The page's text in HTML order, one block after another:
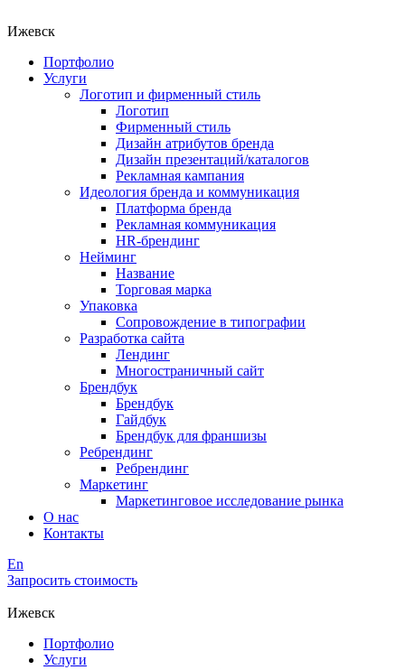
Ижевск
Портфолио
Услуги
Логотип и фирменный стиль
Логотип
Фирменный стиль
Дизайн атрибутов бренда
Дизайн презентаций/каталогов
Рекламная кампания
Идеология бренда и коммуникация
Платформа бренда
Рекламная коммуникация
HR-брендинг
Нейминг
Название
Торговая марка
Упаковка
Сопровождение в типографии
Разработка сайта
Лендинг
Многостраничный сайт
Брендбук
Брендбук
Гайдбук
Брендбук для франшизы
Ребрендинг
Ребрендинг
Маркетинг
Маркетинговое исследование рынка
О нас
Контакты
En
Запросить стоимость
Ижевск
Портфолио
Услуги